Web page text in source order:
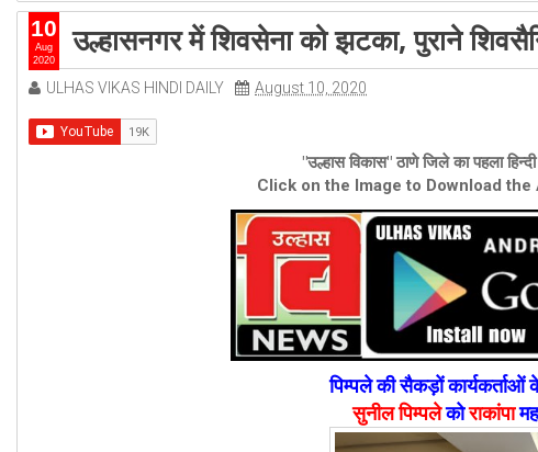
उल्हासनगर में शिवसेना को झटका, पुराने
ULHAS VIKAS HINDI DAILY August 10, 2020
"उल्हास विकास" ठाणे जिले का पहला
Click on the Image to Download
पिम्पले की सैकड़ों
सुनील पिम्पलेकोराकांपा
10
Aug
2020